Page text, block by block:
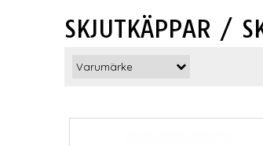
SKJUTKÄPPAR /
Varumärke